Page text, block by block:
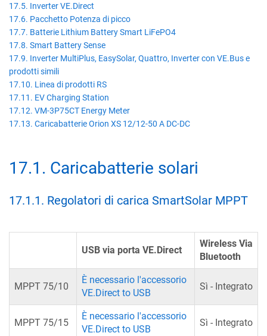
17.5. Inverter VE.Direct
17.6. Pacchetto Potenza di picco
17.7. Batterie Lithium Battery Smart LiFePO4
17.8. Smart Battery Sense
17.9. Inverter MultiPlus, EasySolar, Quattro, Inverter con VE.Bus e
prodotti simili
17.10. Linea di prodotti RS
17.11. EV Charging Station
17.12. VM-3P75CT Energy Meter
17.13. Caricabatterie Orion XS 12/12-50 A DC-DC
17.1 . Caricabatterie solari
17.1.1. Regolatori di carica SmartSolar MPPT
USB via porta VE.Direct
Wireless Via
Bluetooth
MPPT 75/10
È necessario l'accessorio
VE.Direct to USB
Sì - Integrato
MPPT 75/15
È necessario l'accessorio
VE.Direct to USB
Sì - Integrato